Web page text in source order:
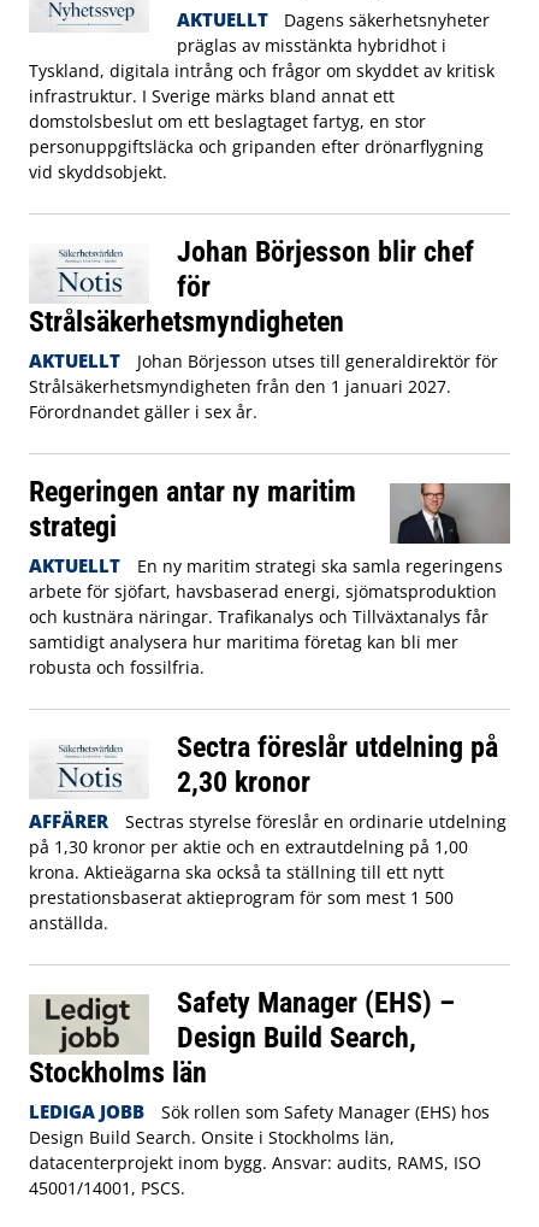
AKTUELLT
Dagens säkerhetsnyheter
präglas av misstänkta hybridhot i
Tyskland, digitala intrång och frågor om skyddet av kritisk
infrastruktur. I Sverige märks bland annat ett
domstolsbeslut om ett beslagtaget fartyg, en stor
personuppgiftsläcka och gripanden efter drönarflygning
vid skyddsobjekt.
Johan Börjesson blir chef
för
Strålsäkerhetsmyndigheten
AKTUELLT
Johan Börjesson utses till generaldirektör för
Strålsäkerhetsmyndigheten från den 1 januari 2027.
Förordnandet gäller i sex år.
Regeringen antar ny maritim
strategi
AKTUELLT
En ny maritim strategi ska samla regeringens
arbete för sjöfart, havsbaserad energi, sjömatsproduktion
och kustnära näringar. Trafikanalys och Tillväxtanalys får
samtidigt analysera hur maritima företag kan bli mer
robusta och fossilfria.
Sectra föreslår utdelning på
2,30 kronor
AFFÄRER
Sectras styrelse föreslår en ordinarie utdelning
på 1,30 kronor per aktie och en extrautdelning på 1,00
krona. Aktieägarna ska också ta ställning till ett nytt
prestationsbaserat aktieprogram för som mest 1 500
anställda.
Safety Manager (EHS) –
Design Build Search,
Stockholms län
LEDIGA JOBB
Sök rollen som Safety Manager (EHS) hos
Design Build Search. Onsite i Stockholms län,
datacenterprojekt inom bygg. Ansvar: audits, RAMS, ISO
45001/14001, PSCS.